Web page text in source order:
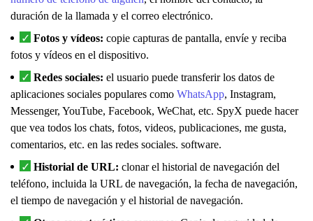
duración de la llamada y el correo electrónico.
Fotos y vídeos: copie capturas de pantalla, envíe y reciba
fotos y vídeos en el dispositivo.
Redes sociales: el usuario puede transferir los datos de
aplicaciones sociales populares como WhatsApp, Instagram,
Messenger, YouTube, Facebook, WeChat, etc. SpyX puede hacer
que vea todos los chats, fotos, videos, publicaciones, me gusta,
comentarios, etc. en las redes sociales. software.
Historial de URL: clonar el historial de navegación del
teléfono, incluida la URL de navegación, la fecha de navegación,
el tiempo de navegación y el historial de navegación.